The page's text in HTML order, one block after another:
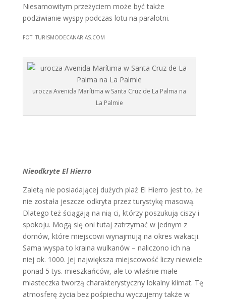
Niesamowitym przeżyciem może być także
podziwianie wyspy podczas lotu na paralotni.
FOT. TURISMODECANARIAS.COM
urocza Avenida Marítima w Santa Cruz de La Palma na
La Palmie
Nieodkryte El Hierro
Zaletą nie posiadającej dużych plaż El Hierro jest to, że
nie została jeszcze odkryta przez turystykę masową.
Dlatego też ściągają na nią ci, którzy poszukują ciszy i
spokoju. Mogą się oni tutaj zatrzymać w jednym z
domów, które miejscowi wynajmują na okres wakacji.
Sama wyspa to kraina wulkanów – naliczono ich na
niej ok. 1000. Jej największa miejscowość liczy niewiele
ponad 5 tys. mieszkańców, ale to właśnie małe
miasteczka tworzą charakterystyczny lokalny klimat. Tę
atmosferę życia bez pośpiechu wyczujemy także w